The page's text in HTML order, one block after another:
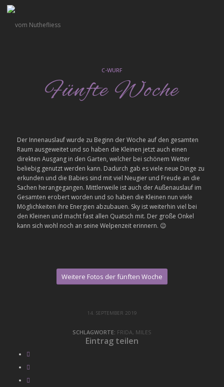
C-WURF
Fünfte Woche
Der Innenauslauf wurde zu Beginn der Woche auf den gesamten
Raum ausgeweitet und so haben die Kleinen jetzt auch einen
direkten Ausgang in den Garten, welcher bei schönem Wetter
beliebig genutzt werden kann. Dadurch gab es viele neue Dinge zu
erkunden und die Babies sind mit viel Neugier und Freude an die
Sachen herangegangen. Mittlerweile ist auch der Außenauslauf im
Gesamten erobert worden und so haben die Kleinen nun viele
Möglichkeiten ihre Energien abzubauen. Sky ist weiterhin viel bei
den Kleinen und macht fast allen Quatsch mit. Der große Onkel
kann sich wohl noch an seine Welpenzeit erinnern. 😉
Weitere Fotos der fünften Woche
14. SEPTEMBER 2019
SCHLAGWORTE: FRIDA, MILES
Eintrag teilen